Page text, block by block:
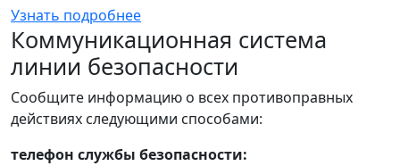
Узнать подробнее
Коммуникационная система
линии безопасности
Сообщите информацию о всех противоправных
действиях следующими способами:
телефон службы безопасности: